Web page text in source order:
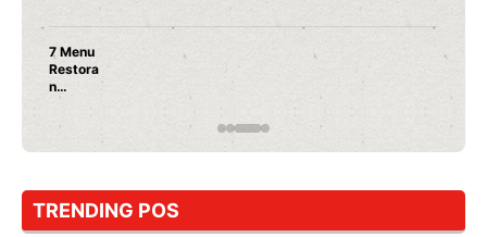
7 Menu
Restora
n
Jepang
yang
Dicoba,
Cuma
Sushi!
TRENDING POS